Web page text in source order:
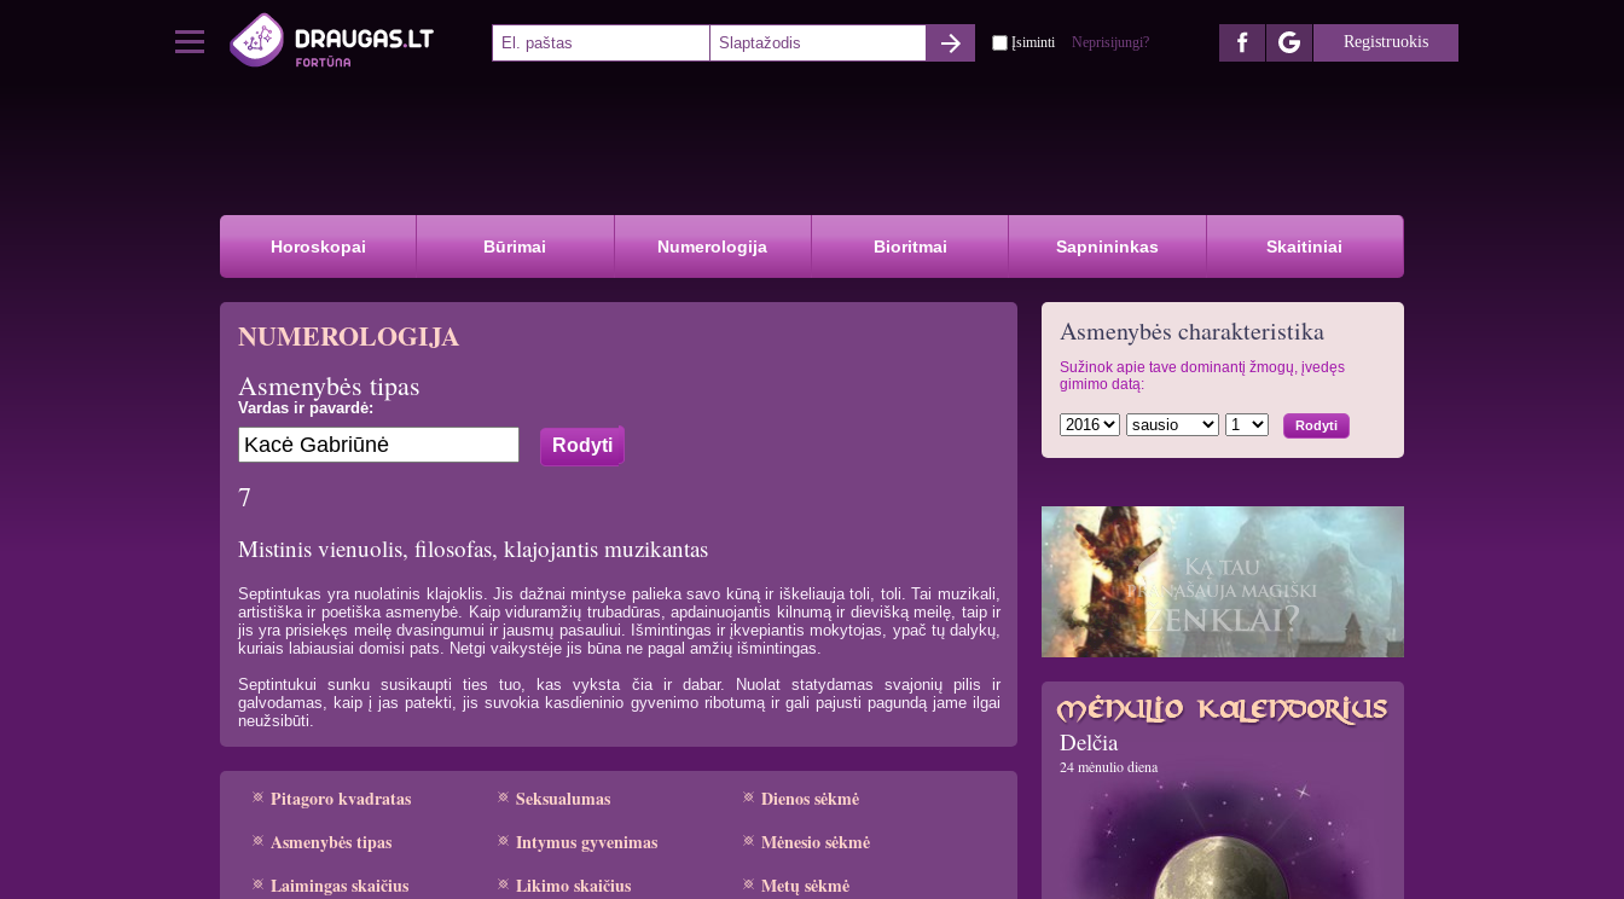
Įsiminti Neprisijungi? Registruokis
Horoskopai Būrimai Numerologija Bioritmai Sapnininkas Skaitiniai
NUMEROLOGIJA
Asmenybės tipas
Vardas ir pavardė:
7
Mistinis vienuolis, filosofas, klajojantis muzikantas
Septintukas yra nuolatinis klajoklis. Jis dažnai mintyse palieka savo kūną ir iškeliauja toli, toli. Tai muzikali,
artistiška ir poetiška asmenybė. Kaip viduramžių trubadūras, apdainuojantis kilnumą ir dievišką meilę, taip ir
jis yra prisiekęs meilę dvasingumui ir jausmų pasauliui. Išmintingas ir įkvepiantis mokytojas, ypač tų dalykų,
kuriais labiausiai domisi pats. Netgi vaikystėje jis būna ne pagal amžių išmintingas.
Septintukui sunku susikaupti ties tuo, kas vyksta čia ir dabar. Nuolat statydamas svajonių pilis ir
galvodamas, kaip į jas patekti, jis suvokia kasdieninio gyvenimo ribotumą ir gali pajusti pagundą jame ilgai
neužsibūti.
Pitagoro kvadratas
Asmenybės tipas
Laimingas skaičius
Seksualumas
Intymus gyvenimas
Likimo skaičius
Dienos sėkmė
Mėnesio sėkmė
Metų sėkmė
Asmenybės charakteristika
Sužinok apie tave dominantį žmogų, įvedęs
gimimo datą:
Delčia
24 mėnulio diena